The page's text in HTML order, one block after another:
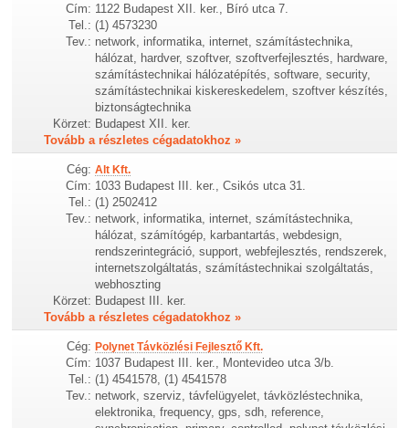
Cím: 1122 Budapest XII. ker., Bíró utca 7.
Tel.: (1) 4573230
Tev.: network, informatika, internet, számítástechnika,
hálózat, hardver, szoftver, szoftverfejlesztés, hardware,
számítástechnikai hálózatépítés, software, security,
számítástechnikai kiskereskedelem, szoftver készítés,
biztonságtechnika
Körzet: Budapest XII. ker.
Tovább a részletes cégadatokhoz »
Cég: Alt Kft.
Cím: 1033 Budapest III. ker., Csikós utca 31.
Tel.: (1) 2502412
Tev.: network, informatika, internet, számítástechnika,
hálózat, számítógép, karbantartás, webdesign,
rendszerintegráció, support, webfejlesztés, rendszerek,
internetszolgáltatás, számítástechnikai szolgáltatás,
webhoszting
Körzet: Budapest III. ker.
Tovább a részletes cégadatokhoz »
Cég: Polynet Távközlési Fejlesztő Kft.
Cím: 1037 Budapest III. ker., Montevideo utca 3/b.
Tel.: (1) 4541578, (1) 4541578
Tev.: network, szerviz, távfelügyelet, távközléstechnika,
elektronika, frequency, gps, sdh, reference,